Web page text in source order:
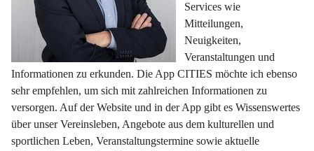
Services wie
Mitteilungen,
Neuigkeiten,
Veranstaltungen und
Informationen zu erkunden. Die App CITIES möchte ich ebenso
sehr empfehlen, um sich mit zahlreichen Informationen zu
versorgen. Auf der Website und in der App gibt es Wissenswertes
über unser Vereinsleben, Angebote aus dem kulturellen und
sportlichen Leben, Veranstaltungstermine sowie aktuelle